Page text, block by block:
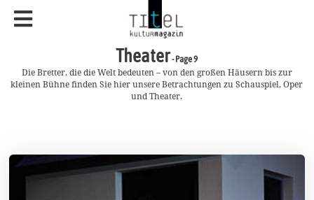
Theater- Page 9
Die Bretter, die die Welt bedeuten – von den großen Häusern bis zur
kleinen Bühne finden Sie hier unsere Betrachtungen zu Schauspiel, Oper
und Theater.